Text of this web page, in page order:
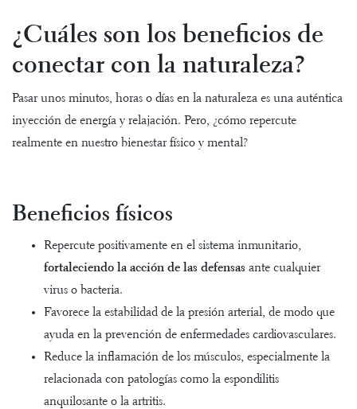
¿Cuáles son los beneficios de
conectar con la naturaleza?
Pasar unos minutos, horas o días en la naturaleza es una auténtica
inyección de energía y relajación. Pero, ¿cómo repercute
realmente en nuestro bienestar físico y mental?
Beneficios físicos
Repercute positivamente en el sistema inmunitario,
fortaleciendo la acción de las defensas ante cualquier
virus o bacteria.
Favorece la estabilidad de la presión arterial, de modo que
ayuda en la prevención de enfermedades cardiovasculares.
Reduce la inflamación de los músculos, especialmente la
relacionada con patologías como la espondilitis
anquilosante o la artritis.